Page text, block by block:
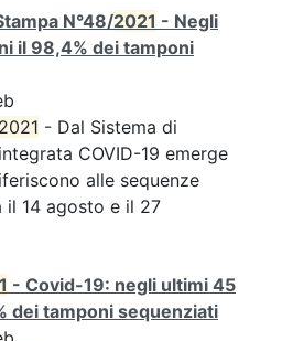
N°48/2021 - Negli
il 98,4% dei tamponi
2021 - Dal Sistema di
COVID-19 emerge
alle sequenze
14 agosto e il 27
- Covid-19: negli ultimi 45
dei tamponi sequenziati